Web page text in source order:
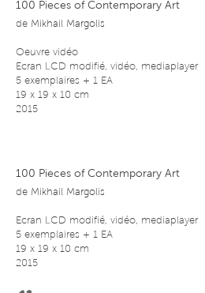
100 Pieces of Contemporary Art
de Mikhail Margolis
Oeuvre vidéo
Ecran LCD modifié, vidéo, mediaplayer
5 exemplaires + 1 EA
19 x 19 x 10 cm
2015
100 Pieces of Contemporary Art
de Mikhail Margolis
Ecran LCD modifié, vidéo, mediaplayer
5 exemplaires + 1 EA
19 x 19 x 10 cm
2015